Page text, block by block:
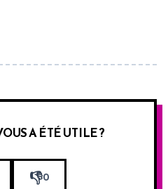
A ÉTÉ UTILE ?
👎0